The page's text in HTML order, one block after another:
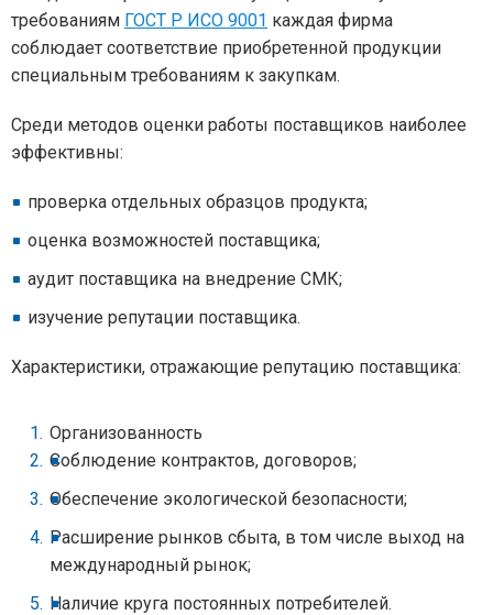
требованиям ГОСТ Р ИСО 9001 каждая фирма
соблюдает соответствие приобретенной продукции
специальным требованиям к закупкам.
Среди методов оценки работы поставщиков наиболее
эффективны:
проверка отдельных образцов продукта;
оценка возможностей поставщика;
аудит поставщика на внедрение СМК;
изучение репутации поставщика.
Характеристики, отражающие репутацию поставщика:
Организованность
Соблюдение контрактов, договоров;
Обеспечение экологической безопасности;
Расширение рынков сбыта, в том числе выход на
международный рынок;
Наличие круга постоянных потребителей.